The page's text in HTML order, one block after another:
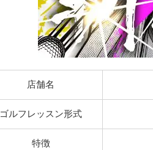
店舗名
ゴルフレッスン形式
特徴